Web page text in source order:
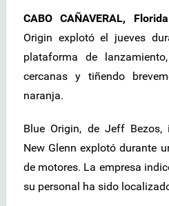
CABO CAÑAVERAL,
Origin explotó el jueves
plataforma de
cercanas y tiñendo
naranja.
Blue Origin, de Jeff
New Glenn explotó durante
de motores. La empresa
su personal ha sido